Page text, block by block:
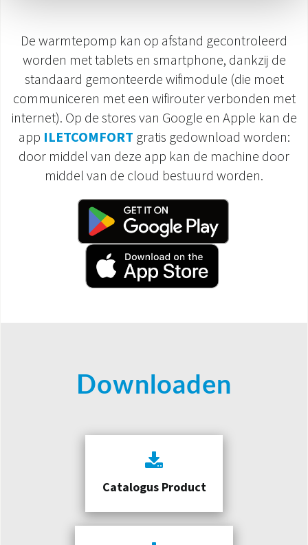
De warmtepomp kan op afstand gecontroleerd
worden met tablets en smartphone, dankzij de
standaard gemonteerde wifimodule (die moet
communiceren met een wifirouter verbonden met
internet). Op de stores van Google en Apple kan de
app ILETCOMFORT gratis gedownload worden:
door middel van deze app kan de machine door
middel van de cloud bestuurd worden.
Downloaden
Catalogus Product